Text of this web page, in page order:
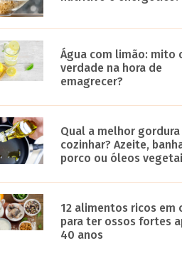
Água com limão: mito
verdade na hora de
emagrecer?
Qual a melhor gordura
cozinhar? Azeite,
porco ou óleos
12 alimentos ricos em
para ter ossos fortes
40 anos